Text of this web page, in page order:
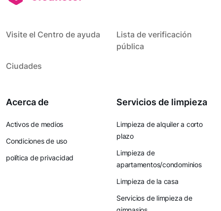
Visite el Centro de ayuda
Lista de verificación
pública
Ciudades
Acerca de
Activos de medios
Condiciones de uso
política de privacidad
Servicios de limpieza
Limpieza de alquiler a corto
plazo
Limpieza de
apartamentos/condominios
Limpieza de la casa
Servicios de limpieza de